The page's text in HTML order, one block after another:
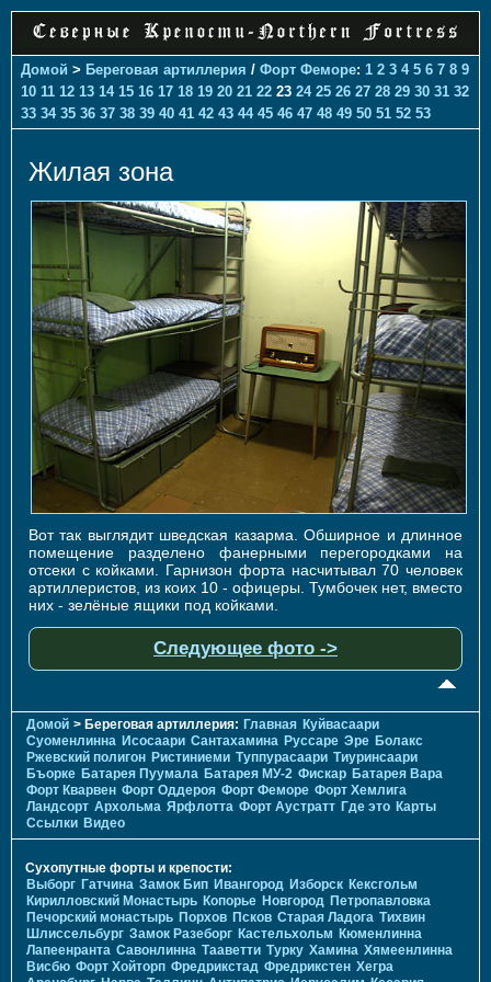
Домой > Береговая артиллерия / Форт Феморе: 1 2 3 4 5 6 7 8 9
10 11 12 13 14 15 16 17 18 19 20 21 22 23 24 25 26 27 28 29 30 31 32
33 34 35 36 37 38 39 40 41 42 43 44 45 46 47 48 49 50 51 52 53
Жилая зона
Вот так выглядит шведская казарма. Обширное и длинное
помещение разделено фанерными перегородками на
отсеки с койками. Гарнизон форта насчитывал 70 человек
артиллеристов, из коих 10 - офицеры. Тумбочек нет, вместо
них - зелёные ящики под койками.
Следующее фото ->
Домой > Береговая артиллерия: Главная Куйвасаари
Суоменлиннa Исосаари Сантахамина Руссаре Эре Болакс
Ржевский полигон Ристиниеми Туппурасаари Тиуринсаари
Бъорке Батарея Пуумала Батарея МУ-2 Фискар Батарея Вара
Форт Кварвен Форт Оддероя Форт Феморе Форт Хемлига
Ландсорт Архольма Ярфлотта Форт Аустратт Где это Карты
Ссылки Видео
Сухопутные форты и крепости:
Выборг Гатчина Замок Бип Ивангород Изборск Кексгольм
Кирилловский Монастырь Копорье Новгород Петропавловка
Печорcкий монастырь Порхов Псков Старая Ладога Тихвин
Шлиссельбург Замок Разеборг Кастельхольм Кюменлинна
Лапеенранта Савонлинна Тааветти Турку Хамина Хямеенлинна
Висбю Форт Хойторп Фредрикстад Фредрикстен Хегра